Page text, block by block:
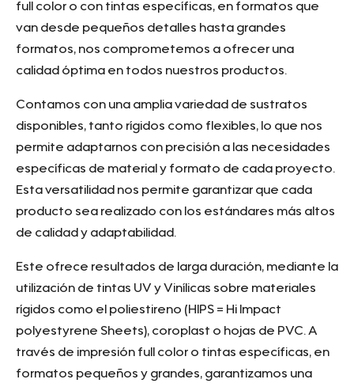
full color o con tintas específicas, en formatos que
van desde pequeños detalles hasta grandes
formatos, nos comprometemos a ofrecer una
calidad óptima en todos nuestros productos.
Contamos con una amplia variedad de sustratos
disponibles, tanto rígidos como flexibles, lo que nos
permite adaptarnos con precisión a las necesidades
específicas de material y formato de cada proyecto.
Esta versatilidad nos permite garantizar que cada
producto sea realizado con los estándares más altos
de calidad y adaptabilidad.
Este ofrece resultados de larga duración, mediante la
utilización de tintas UV y Vinílicas sobre materiales
rígidos como el poliestireno (HIPS = Hi Impact
polyestyrene Sheets), coroplast o hojas de PVC. A
través de impresión full color o tintas específicas, en
formatos pequeños y grandes, garantizamos una